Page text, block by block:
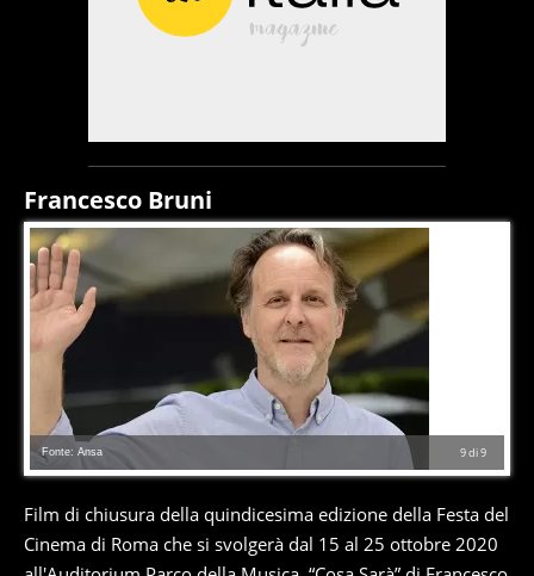
Francesco Bruni
9di9
Fonte: Ansa
Film di chiusura della quindicesima edizione della Festa del
Cinema di Roma che si svolgerà dal 15 al 25 ottobre 2020